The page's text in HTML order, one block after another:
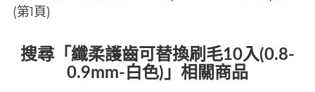
(第1頁)
搜尋「纖柔護齒可替換刷毛10入(0.8-
0.9mm-白色)」相關商品